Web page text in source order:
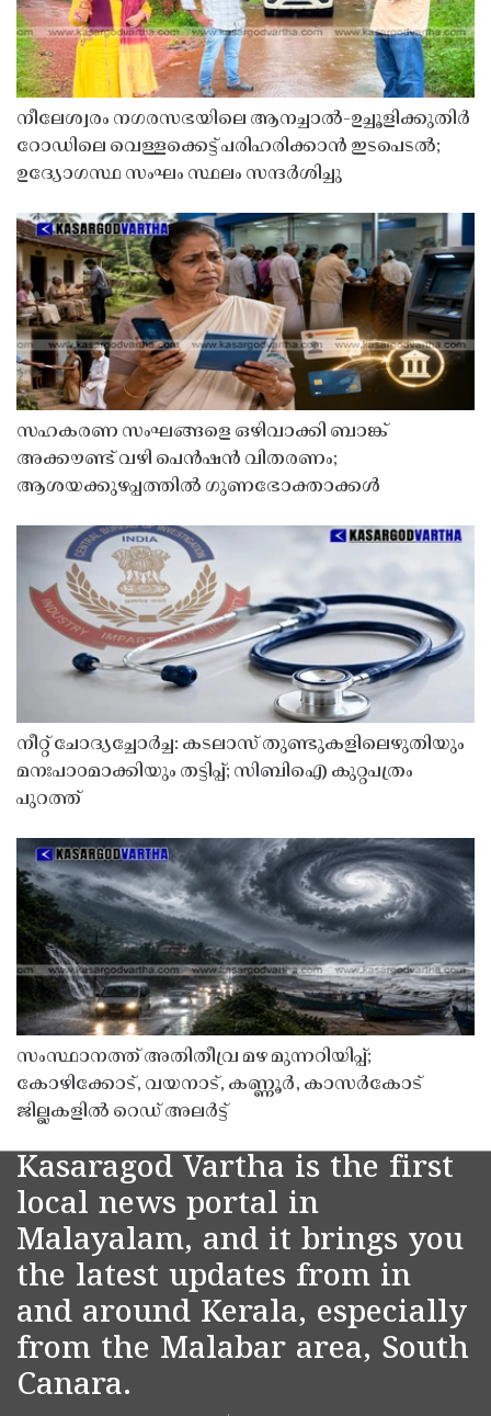
നീലേശ്വരം നഗരസഭയിലെ ആനച്ചാൽ-ഉച്ചൂളിക്കുതിർ
റോഡിലെ വെള്ളക്കെട്ട് പരിഹരിക്കാൻ ഇടപെടൽ;
ഉദ്യോഗസ്ഥ സംഘം സ്ഥലം സന്ദർശിച്ചു
സഹകരണ സംഘങ്ങളെ ഒഴിവാക്കി ബാങ്ക്
അക്കൗണ്ട് വഴി പെൻഷൻ വിതരണം;
ആശയക്കുഴപ്പത്തിൽ ഗുണഭോക്താക്കൾ
നീറ്റ് ചോദ്യച്ചോർച്ച: കടലാസ് തുണ്ടുകളിലെഴുതിയും
മനഃപാഠമാക്കിയും തട്ടിപ്പ്; സിബിഐ കുറ്റപത്രം
പുറത്ത്
സംസ്ഥാനത്ത് അതിതീവ്ര മഴ മുന്നറിയിപ്പ്;
കോഴിക്കോട്, വയനാട്, കണ്ണൂർ, കാസർകോട്
ജില്ലകളിൽ റെഡ് അലർട്ട്
Kasaragod Vartha is the first
local news portal in
Malayalam, and it brings you
the latest updates from in
and around Kerala, especially
from the Malabar area, South
Canara.